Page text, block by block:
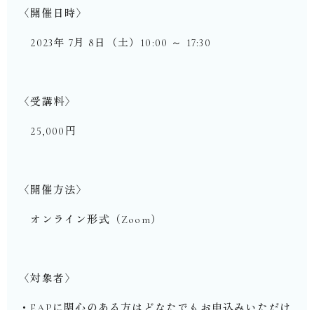
〈開催日時〉
2023年 7月 8日（土）10:00 ～ 17:30
〈受講料〉
25,000円
〈開催方法〉
オンライン形式（Zoom）
〈対象者〉